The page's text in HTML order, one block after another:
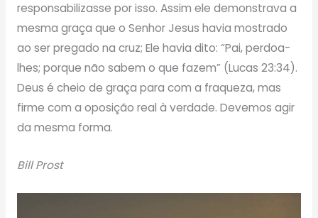
responsabilizasse por isso. Assim ele demonstrava a
mesma graça que o Senhor Jesus havia mostrado
ao ser pregado na cruz; Ele havia dito: “Pai, perdoa-
lhes; porque não sabem o que fazem” (Lucas 23:34).
Deus é cheio de graça para com a fraqueza, mas
firme com a oposição real à verdade. Devemos agir
da mesma forma.
Bill Prost